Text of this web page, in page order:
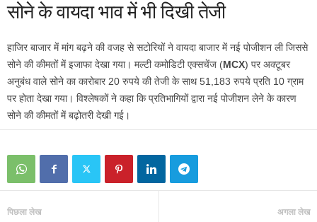
सोने के वायदा भाव में भी दिखी तेजी
हाजिर बाजार में मांग बढ़ने की वजह से सटोरियों ने वायदा बाजार में नई पोजीशन ली जिससे
सोने की कीमतों में इजाफा देखा गया। मल्‍टी कमोडिटी एक्‍सचेंज (MCX) पर अक्‍टूबर
अनुबंध वाले सोने का कारोबार 20 रुपये की तेजी के साथ 51,183 रुपये प्रति 10 ग्राम
पर होता देखा गया। विश्‍लेषकों ने कहा कि प्रतिभागियों द्वारा नई पो‍जीशन लेने के कारण
सोने की कीमतों में बढ़ोतरी देखी गई।
पिछला लेख अगला लेख